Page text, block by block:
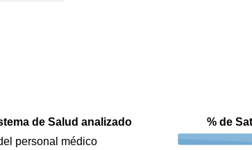
de Salud analizado
% de
personal médico